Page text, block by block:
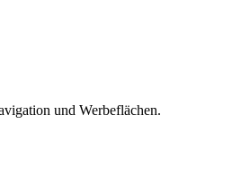
und Werbeflächen.